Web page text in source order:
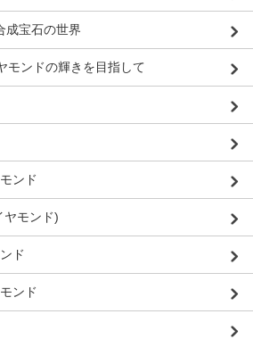
宝石の世界
モンドの輝きを目指して
ンド
ヤモンド)
ド
ンド